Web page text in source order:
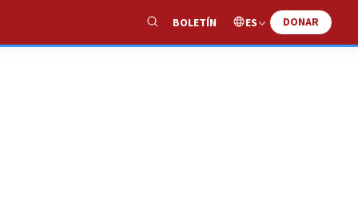
ShowBOLETÍN ES DONAR